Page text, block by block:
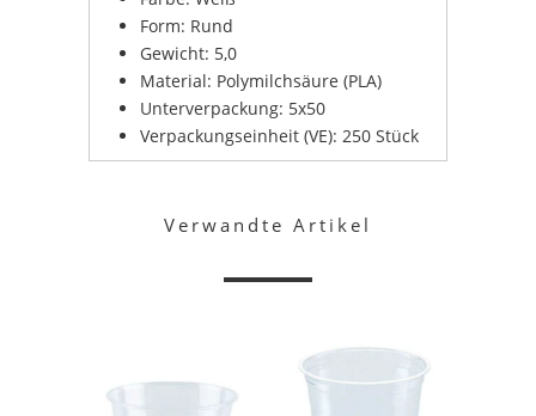
Form: Rund
Gewicht: 5,0
Material: Polymilchsäure (PLA)
Unterverpackung: 5x50
Verpackungseinheit (VE): 250 Stück
Verwandte Artikel